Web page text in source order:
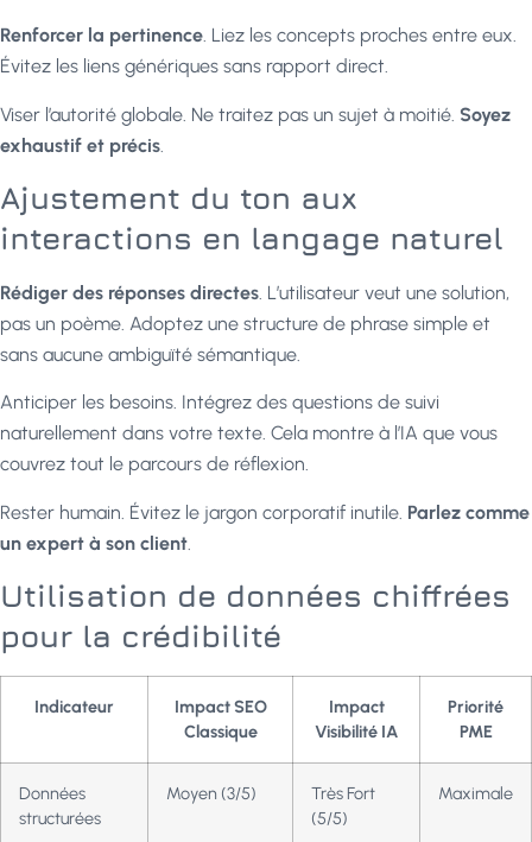
Renforcer la pertinence. Liez les concepts proches entre eux.
Évitez les liens génériques sans rapport direct.
Viser l’autorité globale. Ne traitez pas un sujet à moitié. Soyez
exhaustif et précis
Ajustement du ton aux
interactions en langage naturel
Rédiger des réponses directes. L’utilisateur veut une solution,
pas un poème. Adoptez une structure de phrase simple et
sans aucune ambiguïté sémantique.
Anticiper les besoins. Intégrez des questions de suivi
naturellement dans votre texte. Cela montre à l’IA que vous
couvrez tout le parcours de réflexion.
Rester humain. Évitez le jargon corporatif inutile. Parlez comme
un expert à son client.
Utilisation de données chiffrées
pour la crédibilité
Indicateur
Impact SEO
Classique
Impact
Visibilité IA
Priorité
PME
Données
structurées
Moyen (3/5)
Très Fort
(5/5)
Maximale